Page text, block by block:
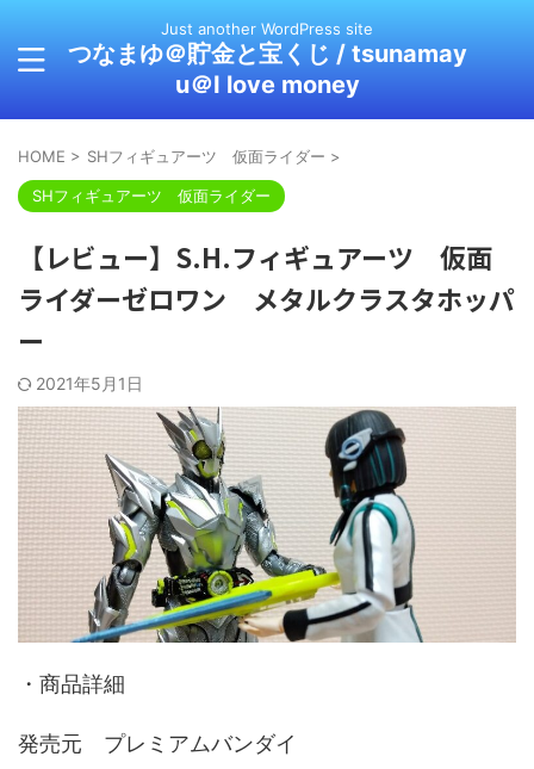
Just another WordPress site
つなまゆ＠貯金と宝くじ / tsunamay
u＠I love money
HOME > SHフィギュアーツ 仮面ライダー >
SHフィギュアーツ 仮面ライダー
【レビュー】S.H.フィギュアーツ 仮面
ライダーゼロワン メタルクラスタホッパ
ー
2021年5月1日
・商品詳細
発売元 プレミアムバンダイ